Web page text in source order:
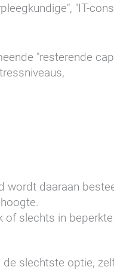
"IT-
"resterende
wordt daaraan
of slechts in
slechtste optie,